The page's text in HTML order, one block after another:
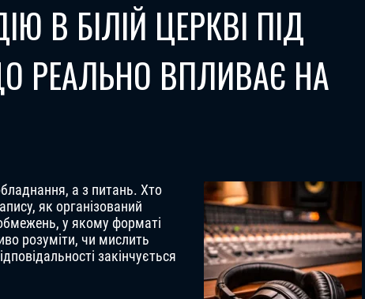
В БІЛІЙ ЦЕРКВІ ПІД
РЕАЛЬНО ВПЛИВАЄ НА
а з питань. Хто
як організований
у якому форматі
розуміти, чи мислить
закінчується